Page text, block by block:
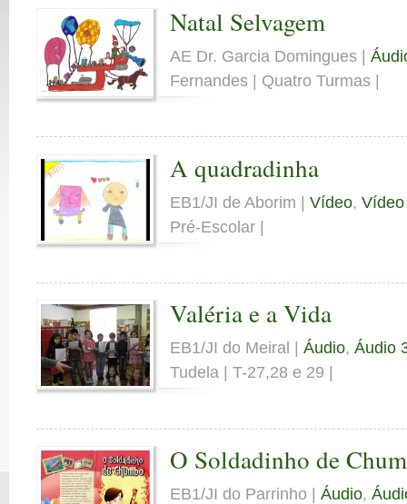
Natal Selvagem
AE Dr. Garcia Domingues |
Fernandes | Quatro Turmas |
A quadradinha
EB1/JI de Aborim |Vídeo,
Pré-Escolar |
Valéria e a Vida
EB1/JI do Meiral |Áudio,Áudio
Tudela | T-27,28 e 29 |
O Soldadinho de
EB1/JI do Parrinho |Áudio,